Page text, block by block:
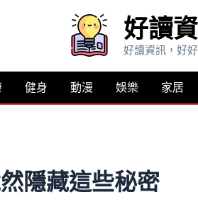
好讀
好讀資訊，好
健身 動漫 娛樂 家居
隱藏這些秘密